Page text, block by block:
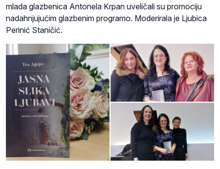
mlada glazbenica Antonela Krpan uveličali su promociju
nadahnjujućim glazbenim programo. Moderirala je Ljubica
Perinić Staničić.